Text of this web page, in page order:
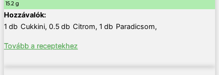
15.2 g
1 db Cukkini, 0.5 db Citrom, 1 db Paradicsom,
Tovább a receptekhez